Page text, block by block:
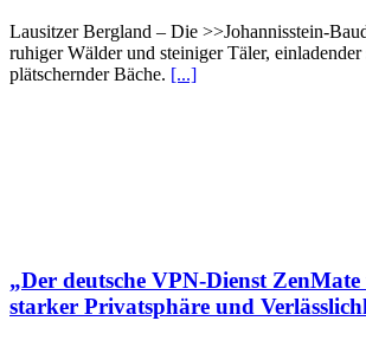
Lausitzer Bergland – Die >>Johannisstein-
ruhiger Wälder und steiniger Täler,
plätschernder Bäche. [...]
„Der deutsche VPN-Dienst
starker Privatsphäre und